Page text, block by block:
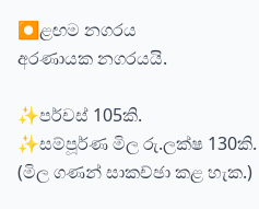
⏺️ළඟම නගරය
අරණායක නගරයයි.
✨️පර්චස් 105කි.
✨️සම්පූර්ණ මිල රු.ලක්ෂ 130කි.
(මිල ගණන් සාකච්ඡා කළ හැක.)